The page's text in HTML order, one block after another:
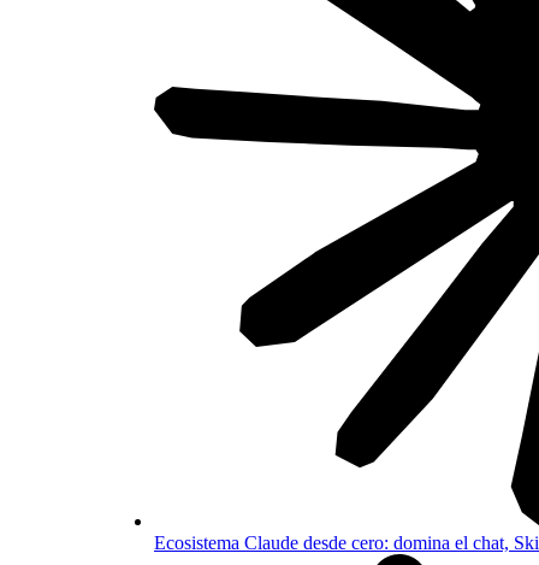
Ecosistema Claude desde cero: domina el chat,